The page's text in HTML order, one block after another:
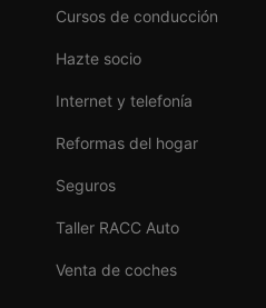
Cursos de conducción
Hazte socio
Internet y telefonía
Reformas del hogar
Seguros
Taller RACC Auto
Venta de coches